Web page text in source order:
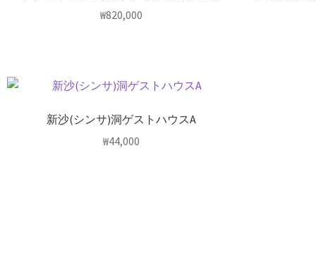
₩820,000
新沙(シンサ)洞ゲストハウスA
₩44,000